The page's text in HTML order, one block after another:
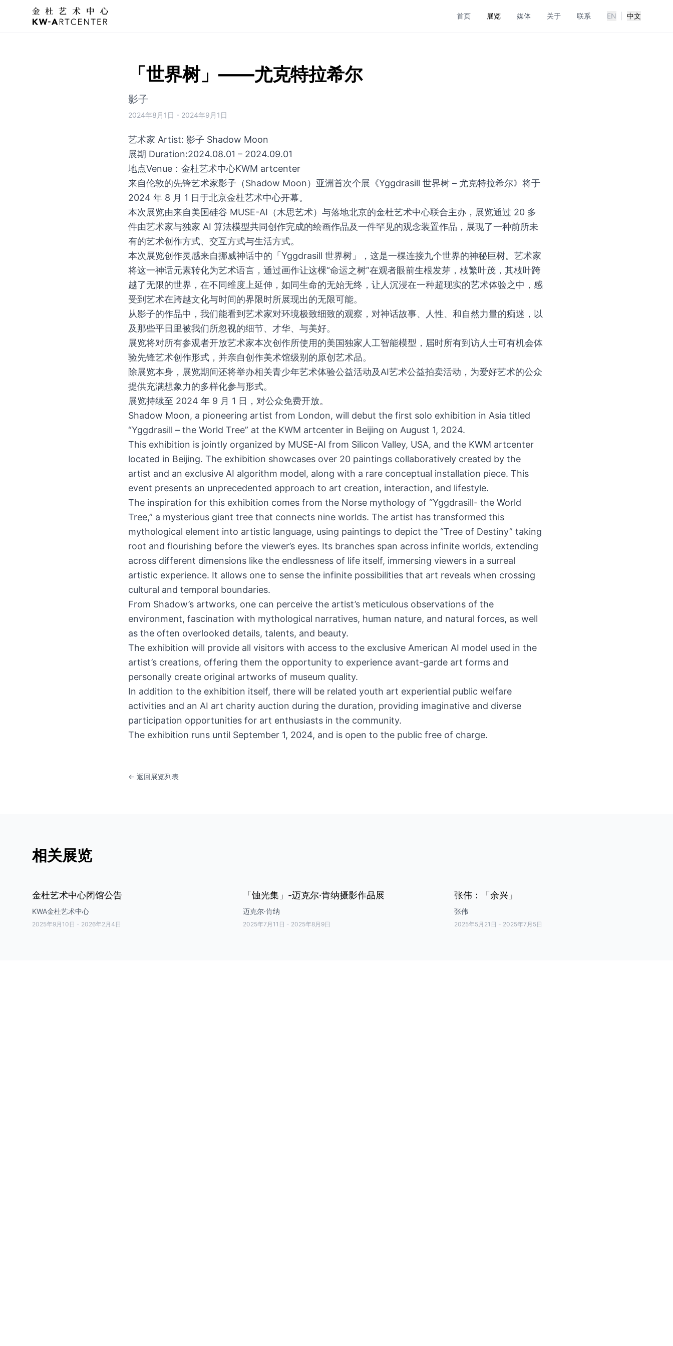
KWA金杜艺术中心
首页 展览 媒体 关于 联系 EN 中文
「世界树」——尤克特拉希尔
影子
2024年8月1日 - 2024年9月1日
艺术家 Artist: 影子 Shadow Moon
展期 Duration:2024.08.01 – 2024.09.01
地点Venue：金杜艺术中心KWM artcenter
来自伦敦的先锋艺术家影子（Shadow Moon）亚洲首次个展《Yggdrasill 世界树 – 尤克特拉希尔》将于
2024 年 8 月 1 日于北京金杜艺术中心开幕。
本次展览由来自美国硅谷 MUSE-AI（木思艺术）与落地北京的金杜艺术中心联合主办，展览通过 20 多
件由艺术家与独家 AI 算法模型共同创作完成的绘画作品及一件罕见的观念装置作品，展现了一种前所未
有的艺术创作方式、交互方式与生活方式。
本次展览创作灵感来自挪威神话中的「Yggdrasill 世界树」，这是一棵连接九个世界的神秘巨树。艺术家
将这一神话元素转化为艺术语言，通过画作让这棵“命运之树”在观者眼前生根发芽，枝繁叶茂，其枝叶跨
越了无限的世界，在不同维度上延伸，如同生命的无始无终，让人沉浸在一种超现实的艺术体验之中，感
受到艺术在跨越文化与时间的界限时所展现出的无限可能。
从影子的作品中，我们能看到艺术家对环境极致细致的观察，对神话故事、人性、和自然力量的痴迷，以
及那些平日里被我们所忽视的细节、才华、与美好。
展览将对所有参观者开放艺术家本次创作所使用的美国独家人工智能模型，届时所有到访人士可有机会体
验先锋艺术创作形式，并亲自创作美术馆级别的原创艺术品。
除展览本身，展览期间还将举办相关青少年艺术体验公益活动及AI艺术公益拍卖活动，为爱好艺术的公众
提供充满想象力的多样化参与形式。
展览持续至 2024 年 9 月 1 日，对公众免费开放。
Shadow Moon, a pioneering artist from London, will debut the first solo exhibition in Asia titled
“Yggdrasill – the World Tree” at the KWM artcenter in Beijing on August 1, 2024.
This exhibition is jointly organized by MUSE-AI from Silicon Valley, USA, and the KWM artcenter
located in Beijing. The exhibition showcases over 20 paintings collaboratively created by the
artist and an exclusive AI algorithm model, along with a rare conceptual installation piece. This
event presents an unprecedented approach to art creation, interaction, and lifestyle.
The inspiration for this exhibition comes from the Norse mythology of “Yggdrasill- the World
Tree,” a mysterious giant tree that connects nine worlds. The artist has transformed this
mythological element into artistic language, using paintings to depict the “Tree of Destiny” taking
root and flourishing before the viewer’s eyes. Its branches span across infinite worlds, extending
across different dimensions like the endlessness of life itself, immersing viewers in a surreal
artistic experience. It allows one to sense the infinite possibilities that art reveals when crossing
cultural and temporal boundaries.
From Shadow’s artworks, one can perceive the artist’s meticulous observations of the
environment, fascination with mythological narratives, human nature, and natural forces, as well
as the often overlooked details, talents, and beauty.
The exhibition will provide all visitors with access to the exclusive American AI model used in the
artist’s creations, offering them the opportunity to experience avant-garde art forms and
personally create original artworks of museum quality.
In addition to the exhibition itself, there will be related youth art experiential public welfare
activities and an AI art charity auction during the duration, providing imaginative and diverse
participation opportunities for art enthusiasts in the community.
The exhibition runs until September 1, 2024, and is open to the public free of charge.
← 返回展览列表
相关展览
金杜艺术中心闭馆公告
KWA金杜艺术中心
2025年9月10日 - 2026年2月4日
「蚀光集」-迈克尔·肯纳摄影作品展
迈克尔·肯纳
2025年7月11日 - 2025年8月9日
张伟：「余兴」
张伟
2025年5月21日 - 2025年7月5日